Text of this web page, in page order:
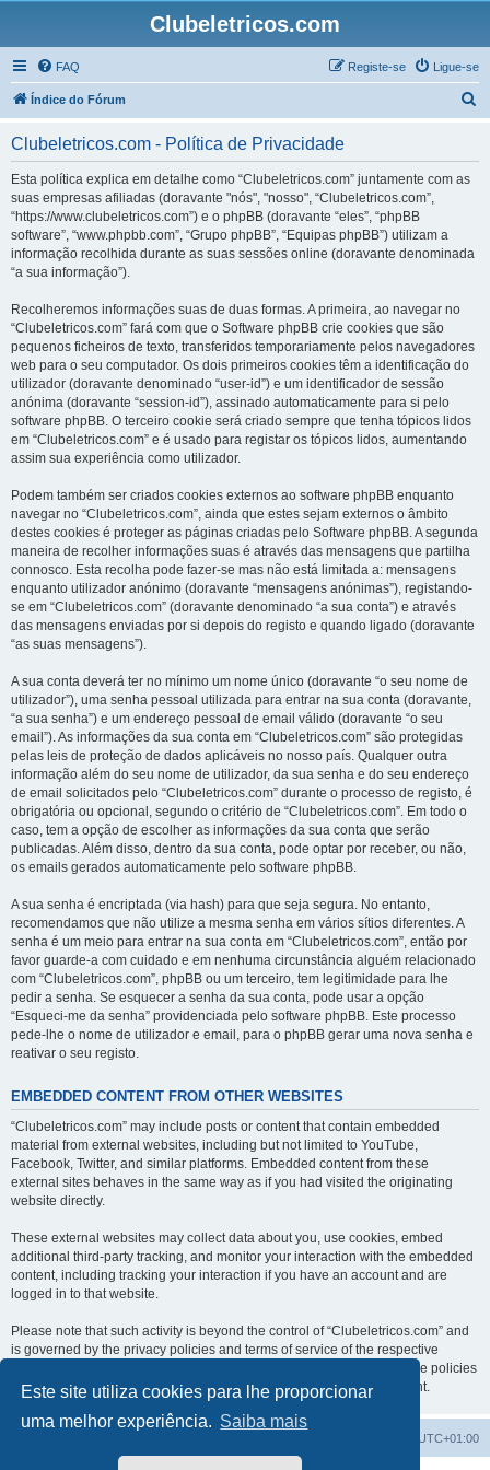
Este site utiliza cookies para lhe proporcionar
uma melhor experiência. Saiba mais
Clubeletricos.com
FAQ Ligue-se
Registe-se
Índice do Fórum
Clubeletricos.com - Política de Privacidade
Esta política explica em detalhe como “Clubeletricos.com” juntamente com as
suas empresas afiliadas (doravante "nós", "nosso", “Clubeletricos.com”,
“https://www.clubeletricos.com”) e o phpBB (doravante “eles”, “phpBB
software”, “www.phpbb.com”, “Grupo phpBB”, “Equipas phpBB”) utilizam a
informação recolhida durante as suas sessões online (doravante denominada
“a sua informação”).
Recolheremos informações suas de duas formas. A primeira, ao navegar no
“Clubeletricos.com” fará com que o Software phpBB crie cookies que são
pequenos ficheiros de texto, transferidos temporariamente pelos navegadores
web para o seu computador. Os dois primeiros cookies têm a identificação do
utilizador (doravante denominado “user-id”) e um identificador de sessão
anónima (doravante “session-id”), assinado automaticamente para si pelo
software phpBB. O terceiro cookie será criado sempre que tenha tópicos lidos
em “Clubeletricos.com” e é usado para registar os tópicos lidos, aumentando
assim sua experiência como utilizador.
Podem também ser criados cookies externos ao software phpBB enquanto
navegar no “Clubeletricos.com”, ainda que estes sejam externos o âmbito
destes cookies é proteger as páginas criadas pelo Software phpBB. A segunda
maneira de recolher informações suas é através das mensagens que partilha
connosco. Esta recolha pode fazer-se mas não está limitada a: mensagens
enquanto utilizador anónimo (doravante “mensagens anónimas”), registando-
se em “Clubeletricos.com” (doravante denominado “a sua conta”) e através
das mensagens enviadas por si depois do registo e quando ligado (doravante
“as suas mensagens”).
A sua conta deverá ter no mínimo um nome único (doravante “o seu nome de
utilizador”), uma senha pessoal utilizada para entrar na sua conta (doravante,
“a sua senha”) e um endereço pessoal de email válido (doravante “o seu
email”). As informações da sua conta em “Clubeletricos.com” são protegidas
pelas leis de proteção de dados aplicáveis no nosso país. Qualquer outra
informação além do seu nome de utilizador, da sua senha e do seu endereço
de email solicitados pelo “Clubeletricos.com” durante o processo de registo, é
obrigatória ou opcional, segundo o critério de “Clubeletricos.com”. Em todo o
caso, tem a opção de escolher as informações da sua conta que serão
publicadas. Além disso, dentro da sua conta, pode optar por receber, ou não,
os emails gerados automaticamente pelo software phpBB.
A sua senha é encriptada (via hash) para que seja segura. No entanto,
recomendamos que não utilize a mesma senha em vários sítios diferentes. A
senha é um meio para entrar na sua conta em “Clubeletricos.com”, então por
favor guarde-a com cuidado e em nenhuma circunstância alguém relacionado
com “Clubeletricos.com”, phpBB ou um terceiro, tem legitimidade para lhe
pedir a senha. Se esquecer a senha da sua conta, pode usar a opção
“Esqueci-me da senha” providenciada pelo software phpBB. Este processo
pede-lhe o nome de utilizador e email, para o phpBB gerar uma nova senha e
reativar o seu registo.
EMBEDDED CONTENT FROM OTHER WEBSITES
“Clubeletricos.com” may include posts or content that contain embedded
material from external websites, including but not limited to YouTube,
Facebook, Twitter, and similar platforms. Embedded content from these
external sites behaves in the same way as if you had visited the originating
website directly.
These external websites may collect data about you, use cookies, embed
additional third-party tracking, and monitor your interaction with the embedded
content, including tracking your interaction if you have an account and are
logged in to that website.
Please note that such activity is beyond the control of “Clubeletricos.com” and
is governed by the privacy policies and terms of service of the respective
external websites. We encourage you to review the privacy and cookie policies
of any third-party services you interact with through embedded content.
UTC+01:00